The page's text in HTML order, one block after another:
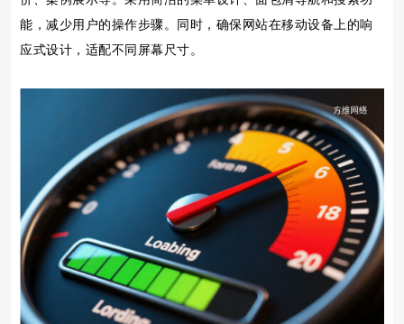
能，减少用户的操作步骤。同时，确保网站在移动设备上的响
应式设计，适配不同屏幕尺寸。